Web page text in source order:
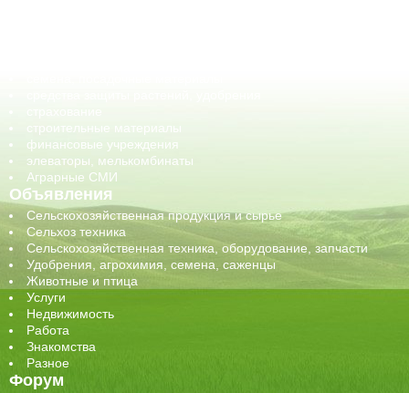
строительные материалы
финансовые учреждения
элеваторы, мелькомбинаты
Аграрные СМИ
Объявления
Сельскохозяйственная продукция и сырье
Сельхоз техника
Сельскохозяйственная техника, оборудование, запчасти
Удобрения, агрохимия, семена, саженцы
Животные и птица
Услуги
Недвижимость
Работа
Знакомства
Разное
Форум